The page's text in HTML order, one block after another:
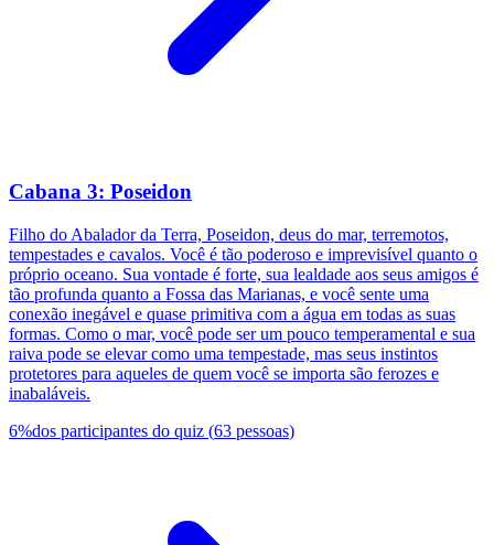
Cabana 3: Poseidon
Filho do Abalador da Terra, Poseidon, deus do mar, terremotos,
tempestades e cavalos. Você é tão poderoso e imprevisível quanto o
próprio oceano. Sua vontade é forte, sua lealdade aos seus amigos é
tão profunda quanto a Fossa das Marianas, e você sente uma
conexão inegável e quase primitiva com a água em todas as suas
formas. Como o mar, você pode ser um pouco temperamental e sua
raiva pode se elevar como uma tempestade, mas seus instintos
protetores para aqueles de quem você se importa são ferozes e
inabaláveis.
6%dos participantes do quiz (63 pessoas)